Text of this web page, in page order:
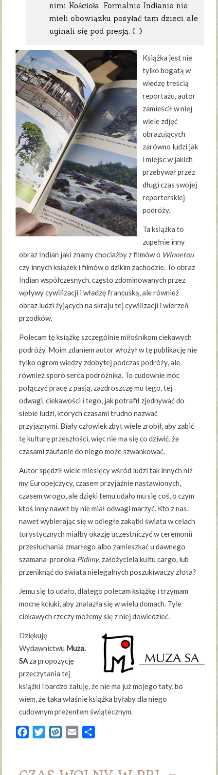
nimi Kościoła. Formalnie Indianie nie
mieli obowiązku posyłać tam dzieci, ale
uginali się pod presją. (…)
Książka jest nie
tylko bogatą w
wiedzę treścią
reportażu, autor
zamieścił w niej
wiele zdjęć
obrazujących
zarówno ludzi jak
i miejsc w jakich
przebywał przez
długi czas swojej
reporterskiej
podróży.
Ta książka to
zupełnie inny
obraz Indian jaki znamy chociażby z filmów o Winnetou
czy innych książek i filmów o dzikim zachodzie. To obraz
Indian współczesnych, często zdominowanych przez
wpływy cywilizacji i władzę francuską, ale również
obraz ludzi żyjących na skraju tej cywilizacji i wierzeń
przodków.
Polecam tę książkę szczególnie miłośnikom ciekawych
podróży. Moim zdaniem autor włożył w tę publikację nie
tylko ogrom wiedzy zdobytej podczas podróży, ale
również sporo serca podróżnika. To cudownie móc
połączyć pracę z pasją, zazdroszczę mu tego, tej
odwagi, ciekawości i tego, jak potrafił zjednywać do
siebie ludzi, których czasami trudno nazwać
przyjaznymi. Biały człowiek zbyt wiele zrobił, aby zabić
tę kulturę przeszłości, więc nie ma się co dziwić, że
czasami zaufanie do niego może szwankować.
Autor spędził wiele miesięcy wśród ludzi tak innych niż
my Europejczycy, czasem przyjaźnie nastawionych,
czasem wrogo, ale dzięki temu udało mu się coś, o czym
ktoś inny nawet by nie miał odwagi marzyć. Kto z nas,
nawet wybierając się w odległe zakątki świata w celach
turystycznych miałby okazję uczestniczyć w ceremonii
przesłuchania zmarłego albo zamieszkać u dawnego
szamana-proroka Pidimy, założyciela kultu cargo, lub
przeniknąć do świata nielegalnych poszukiwaczy złota?
Jemu się to udało, dlatego polecam książkę i trzymam
mocne kciuki, aby znalazła się w wielu domach. Tyle
ciekawych rzeczy możemy się z niej dowiedzieć.
Dziękuję
Wydawnictwu Muza.
SA za propozycję
przeczytania tej
książki i bardzo żałuję, że nie ma już mojego taty, bo
wiem, że taka właśnie książka byłaby dla niego
cudownym prezentem świątecznym.
FacebookTwitterWykopEmail